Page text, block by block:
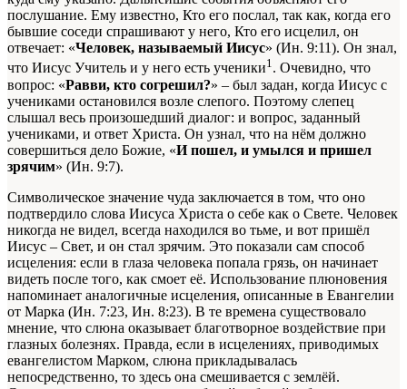
послушание. Ему известно, Кто его послал, так как, когда его
бывшие соседи спрашивают у него, Кто его исцелил, он
отвечает: «Человек, называемый Иисус» (Ин. 9:11). Он знал,
что Иисус Учитель и у него есть ученики1. Очевидно, что
вопрос: «Равви, кто согрешил?» – был задан, когда Иисус с
учениками остановился возле слепого. Поэтому слепец
слышал весь произошедший диалог: и вопрос, заданный
учениками, и ответ Христа. Он узнал, что на нём должно
совершиться дело Божие, «И пошел, и умылся и пришел
зрячим» (Ин. 9:7).
Символическое значение чуда заключается в том, что оно
подтвердило слова Иисуса Христа о себе как о Свете. Человек
никогда не видел, всегда находился во тьме, и вот пришёл
Иисус – Свет, и он стал зрячим. Это показали сам способ
исцеления: если в глаза человека попала грязь, он начинает
видеть после того, как смоет её. Использование плюновения
напоминает аналогичные исцеления, описанные в Евангелии
от Марка (Ин. 7:23, Ин. 8:23). В те времена существовало
мнение, что слюна оказывает благотворное воздействие при
глазных болезнях. Правда, если в исцелениях, приводимых
евангелистом Марком, слюна прикладывалась
непосредственно, то здесь она смешивается с землёй.